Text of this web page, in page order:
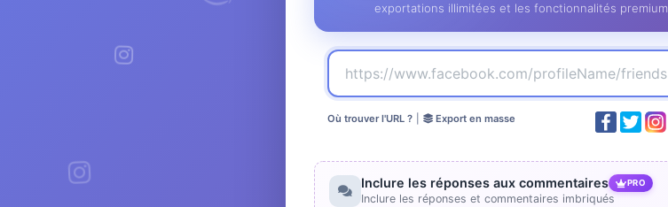
exportations illimitées et les fonctionnalités premium
Où trouver l'URL ?
Export en masse
Inclure les réponses aux commentaires PRO
Inclure les réponses et commentaires imbriqués